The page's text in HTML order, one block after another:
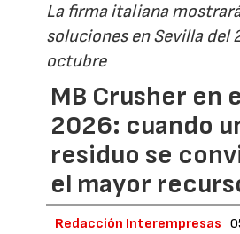
La firma italiana
soluciones en Sevilla del
octubre
MB Crusher en
2026: cuando
residuo se
el mayor
Redacción Interempresas